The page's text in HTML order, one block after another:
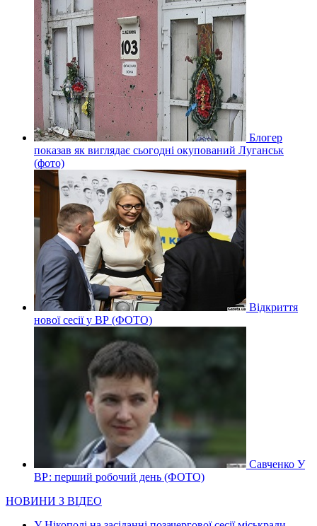
Блогер
показав як виглядає сьогодні окупований Луганськ
(фото)
Відкриття
нової сесії у ВР (ФОТО)
Савченко У
ВР: перший робочий день (ФОТО)
НОВИНИ З ВІДЕО